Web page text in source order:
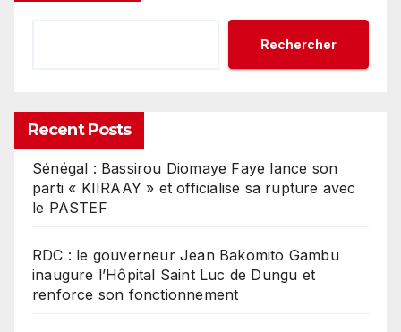
Rechercher
Recent Posts
Sénégal : Bassirou Diomaye Faye lance son
parti « KIIRAAY » et officialise sa rupture avec
le PASTEF
RDC : le gouverneur Jean Bakomito Gambu
inaugure l’Hôpital Saint Luc de Dungu et
renforce son fonctionnement